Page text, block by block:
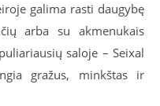
galima rasti daugybę
arba su akmenukais
saloje – Seixal
gražus, minkštas ir